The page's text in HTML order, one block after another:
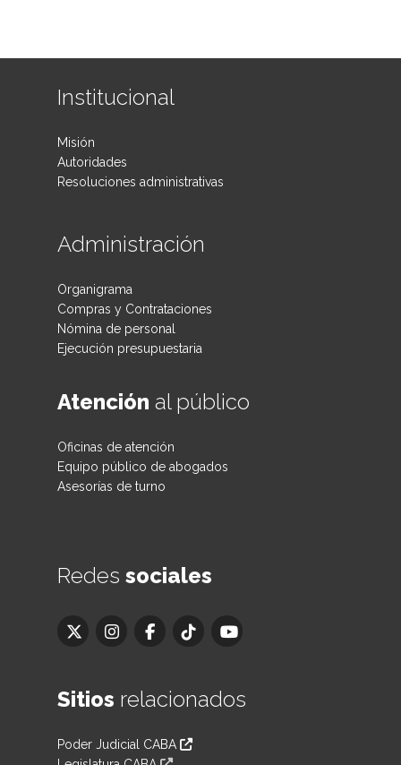
Institucional
Misión
Autoridades
Resoluciones administrativas
Administración
Organigrama
Compras y Contrataciones
Nómina de personal
Ejecución presupuestaria
Atención al público
Oficinas de atención
Equipo público de abogados
Asesorías de turno
Redes sociales
Sitios relacionados
Poder Judicial CABA